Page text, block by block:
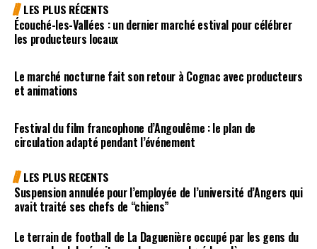
LES PLUS RÉCENTS
Écouché-les-Vallées : un dernier marché estival pour célébrer
les producteurs locaux
Le marché nocturne fait son retour à Cognac avec producteurs
et animations
Festival du film francophone d’Angoulême : le plan de
circulation adapté pendant l’événement
LES PLUS RECENTS
Suspension annulée pour l’employée de l’université d’Angers qui
avait traité ses chefs de “chiens”
Le terrain de football de La Daguenière occupé par les gens du